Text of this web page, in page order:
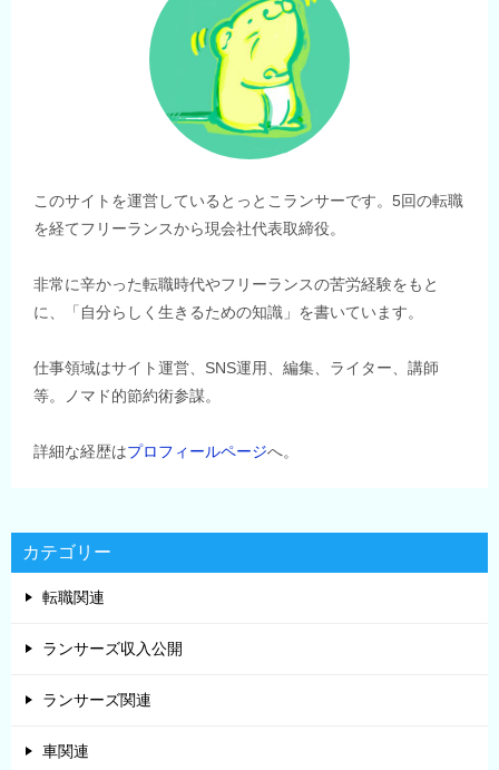
このサイトを運営しているとっとこランサーです。5回の転職
を経てフリーランスから現会社代表取締役。
非常に辛かった転職時代やフリーランスの苦労経験をもと
に、「自分らしく生きるための知識」を書いています。
仕事領域はサイト運営、SNS運用、編集、ライター、講師
等。ノマド的節約術参謀。
詳細な経歴はプロフィールページへ。
カテゴリー
転職関連
ランサーズ収入公開
ランサーズ関連
車関連